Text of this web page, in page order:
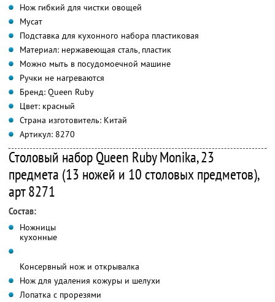
Нож гибкий для чистки овощей
Мусат
Подставка для кухонного набора пластиковая
Материал: нержавеющая сталь, пластик
Можно мыть в посудомоечной машине
Ручки не нагреваются
Бренд: Queen Ruby
Цвет: красный
Страна изготовитель: Китай
Артикул: 8270
Столовый набор Queen Ruby Monika, 23
предмета (13 ножей и 10 столовых предметов),
арт 8271
Состав:
Ножницы
кухонные
Консервный нож и открывалка
Нож для удаления кожуры и шелухи
Лопатка с прорезями